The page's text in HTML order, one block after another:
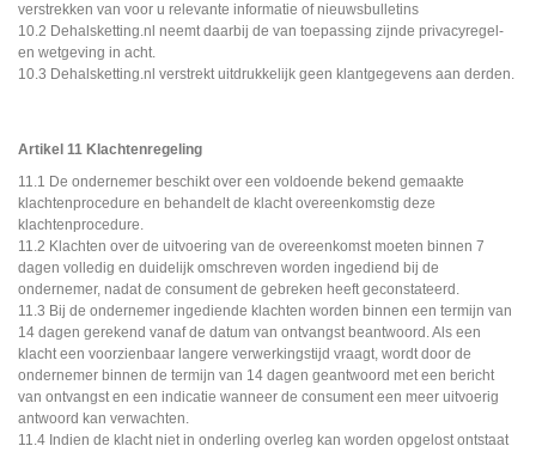
verstrekken van voor u relevante informatie of nieuwsbulletins
10.2 Dehalsketting.nl neemt daarbij de van toepassing zijnde privacyregel-
en wetgeving in acht.
10.3 Dehalsketting.nl verstrekt uitdrukkelijk geen klantgegevens aan derden.
Artikel 11 Klachtenregeling
11.1 De ondernemer beschikt over een voldoende bekend gemaakte
klachtenprocedure en behandelt de klacht overeenkomstig deze
klachtenprocedure.
11.2 Klachten over de uitvoering van de overeenkomst moeten binnen 7
dagen volledig en duidelijk omschreven worden ingediend bij de
ondernemer, nadat de consument de gebreken heeft geconstateerd.
11.3 Bij de ondernemer ingediende klachten worden binnen een termijn van
14 dagen gerekend vanaf de datum van ontvangst beantwoord. Als een
klacht een voorzienbaar langere verwerkingstijd vraagt, wordt door de
ondernemer binnen de termijn van 14 dagen geantwoord met een bericht
van ontvangst en een indicatie wanneer de consument een meer uitvoerig
antwoord kan verwachten.
11.4 Indien de klacht niet in onderling overleg kan worden opgelost ontstaat